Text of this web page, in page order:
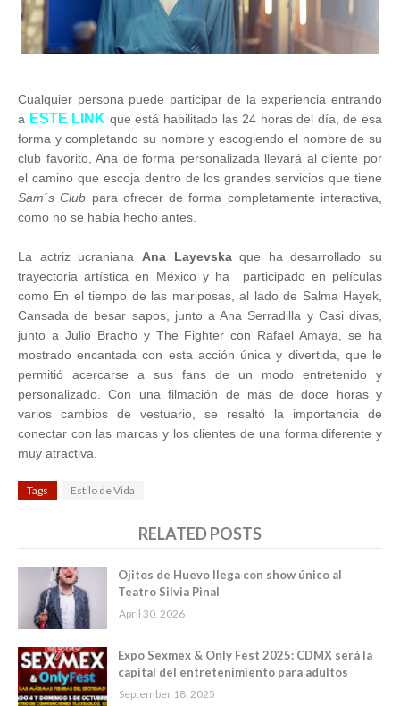
Cualquier persona puede participar de la experiencia entrando
a ESTE LINK que está habilitado las 24 horas del día, de esa
forma y completando su nombre y escogiendo el nombre de su
club favorito, Ana de forma personalizada llevará al cliente por
el camino que escoja dentro de los grandes servicios que tiene
Sam´s Club para ofrecer de forma completamente interactiva,
como no se había hecho antes.
La actriz ucraniana Ana Layevskaque ha desarrollado su
trayectoria artística en México y ha participado en películas
como En el tiempo de las mariposas, al lado de Salma Hayek,
Cansada de besar sapos, junto a Ana Serradilla y Casi divas,
junto a Julio Bracho y The Fighter con Rafael Amaya, se ha
mostrado encantada con esta acción única y divertida, que le
permitió acercarse a sus fans de un modo entretenido y
personalizado. Con una filmación de más de doce horas y
varios cambios de vestuario, se resaltó la importancia de
conectar con las marcas y los clientes de una forma diferente y
muy atractiva.
Tags Estilo de Vida
RELATED POSTS
Ojitos de Huevo llega con show único al
Teatro Silvia Pinal
April 30, 2026
Expo Sexmex & Only Fest 2025: CDMX será la
capital del entretenimiento para adultos
September 18, 2025